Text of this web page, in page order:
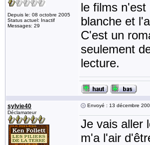
Depuis le: 08 octobre 2005
Status actuel: Inactif
Messages: 29
le films n'est
blanche et
C'est un
seulement
lecture.
sylvie40
Déclamateur
Envoyé : 13 décembre
Je vais aller
m'a l'air